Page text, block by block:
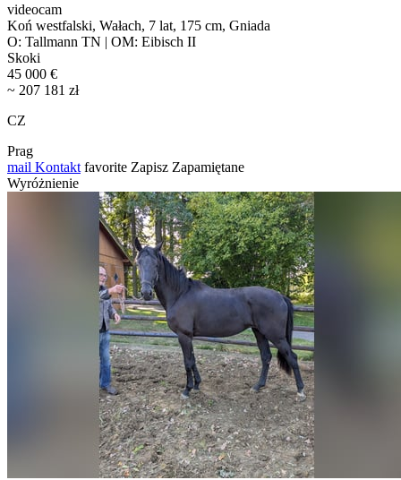
videocam
Koń westfalski, Wałach, 7 lat, 175 cm, Gniada
O: Tallmann TN | OM: Eibisch II
Skoki
45 000 €
~ 207 181 zł
CZ
Prag
mail Kontakt favorite Zapisz Zapamiętane
Wyróżnienie